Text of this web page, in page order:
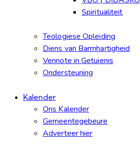
Spiritualiteit
Teologiese Opleiding
Diens van Barmhartigheid
Vennote in Getuienis
Ondersteuning
Kalender
Ons Kalender
Gemeentegebeure
Adverteer hier